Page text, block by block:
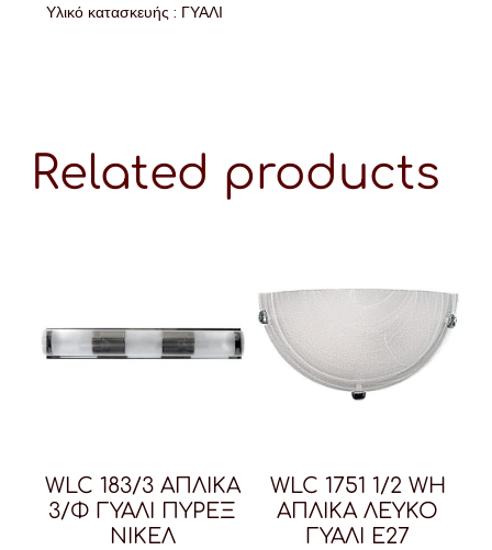
Υλικό κατασκευής : ΓΥΑΛΙ
Related products
WLC 183/3 ΑΠΛΙΚΑ
3/Φ ΓΥΑΛΙ ΠΥΡΕΞ
ΝΙΚΕΛ
WLC 1751 1/2 WH
ΑΠΛΙΚΑ ΛΕΥΚΟ
ΓΥΑΛΙ E27